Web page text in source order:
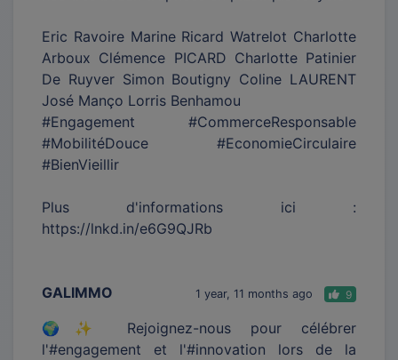
Eric Ravoire Marine Ricard Watrelot Charlotte
Arboux Clémence PICARD Charlotte Patinier
De Ruyver Simon Boutigny Coline LAURENT
José Manço Lorris Benhamou
#Engagement #CommerceResponsable
#MobilitéDouce #EconomieCirculaire
#BienVieillir
Plus d'informations ici :
https://lnkd.in/e6G9QJRb
GALIMMO 1 year, 11 months ago 9
🌍✨ Rejoignez-nous pour célébrer
l'#engagement et l'#innovation lors de la